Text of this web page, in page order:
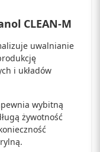
CLEAN-M
uwalnianie
i układów
wybitną
żywotność